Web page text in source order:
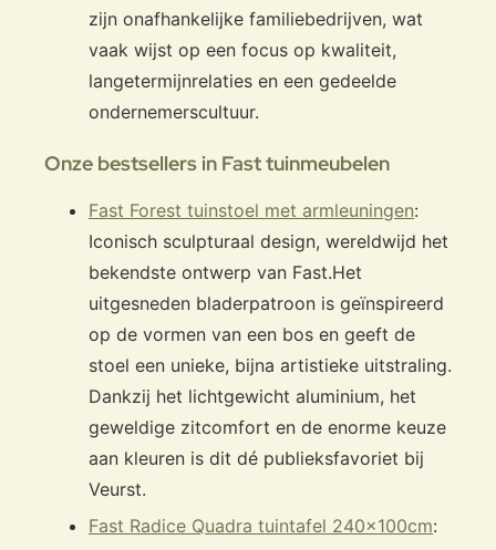
zijn onafhankelijke familiebedrijven, wat
vaak wijst op een focus op kwaliteit,
langetermijnrelaties en een gedeelde
ondernemerscultuur.
Onze bestsellers in Fast tuinmeubelen
Fast Forest tuinstoel met armleuningen:
Iconisch sculpturaal design, wereldwijd het
bekendste ontwerp van Fast.Het
uitgesneden bladerpatroon is geïnspireerd
op de vormen van een bos en geeft de
stoel een unieke, bijna artistieke uitstraling.
Dankzij het lichtgewicht aluminium, het
geweldige zitcomfort en de enorme keuze
aan kleuren is dit dé publieksfavoriet bij
Veurst.
Fast Radice Quadra tuintafel 240x100cm: